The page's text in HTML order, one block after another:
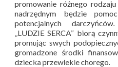
promowanie różnego
nadrzędnym będzie
potencjalnych
„LUDZIE SERCA” biorą
promując swych
gromadzone środki
dziecka przewlekle chorego.